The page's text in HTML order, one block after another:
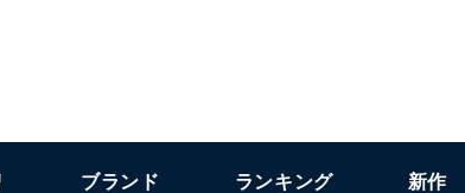
ブランド ランキング 新作